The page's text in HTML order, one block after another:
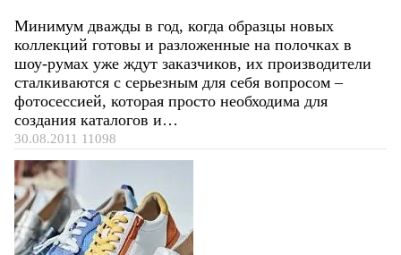
Минимум дважды в год, когда образцы новых
коллекций готовы и разложенные на полочках в
шоу-румах уже ждут заказчиков, их производители
сталкиваются с серьезным для себя вопросом –
фотосессией, которая просто необходима для
создания каталогов и…
30.08.2011 11098